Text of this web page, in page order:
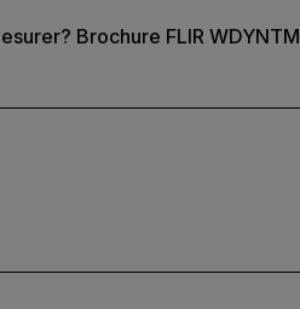
Brochure FLIR WDYNTM